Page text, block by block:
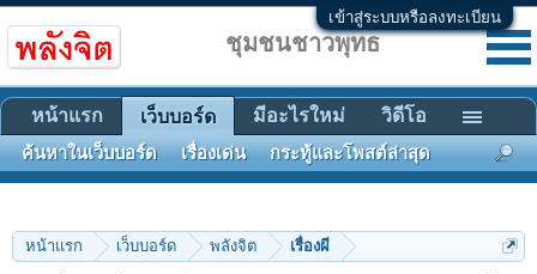
เข้าสู่ระบบหรือลงทะเบียน
หน้าแรก เว็บบอร์ด พลังจิต เรื่องผี
ชุมชนชาวพุทธ
หน้าแรก เว็บบอร์ด
ค้นหาในเว็บบอร์ด เรื่องเด่น กระทู้และโพสต์ล่าสุด
มีอะไรใหม่ วิดีโอ